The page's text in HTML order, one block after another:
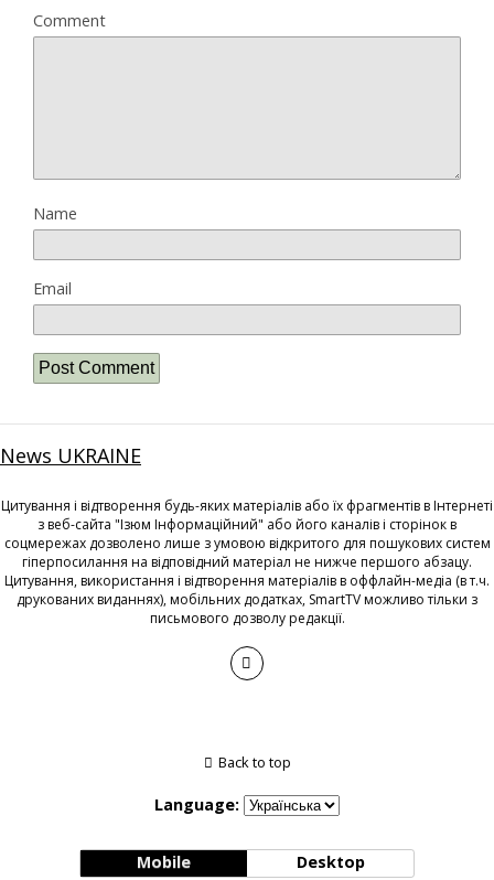
Comment
Name
Email
News UKRAINE
Цитування і відтворення будь-яких матеріалів або їх фрагментів в Інтернеті
з веб-сайта "Ізюм Інформаційний" або його каналів і сторінок в
соцмережах дозволено лише з умовою відкритого для пошукових систем
гіперпосилання на відповідний матеріал не нижче першого абзацу.
Цитування, використання і відтворення матеріалів в оффлайн-медіа (в т.ч.
друкованих виданнях), мобільних додатках, SmartTV можливо тільки з
письмового дозволу редакції.
Back to top
Language:
Mobile Desktop